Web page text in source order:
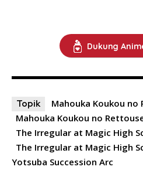
Dukung
Topik
Mahouka Koukou no
Mahouka Koukou no
The Irregular at Magic High
The Irregular at Magic High
Yotsuba Succession Arc